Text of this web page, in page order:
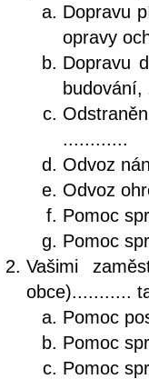
Dopravu
opravy
Dopravu
............
Odvoz
Odvoz
Pomoc
Pomoc
Vašimi
obce)...........
Pomoc
Pomoc
Pomoc